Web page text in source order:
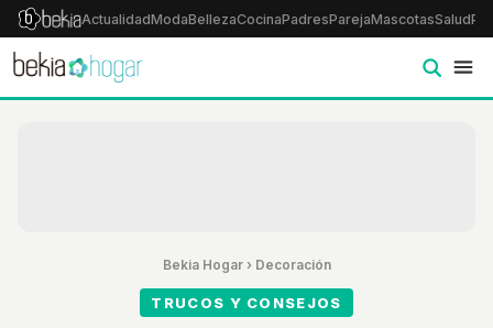
ActualidadModaBellezaCocinaPadresParejaMascotasSalud
Bekia Hogar› Decoración
TRUCOS Y CONSEJOS